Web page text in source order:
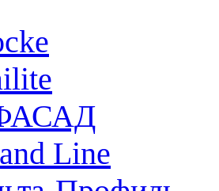
Line